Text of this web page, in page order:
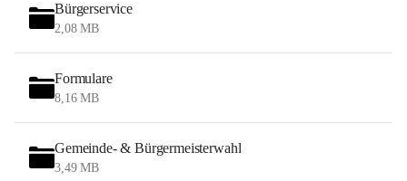
Bürgerservice
2,08 MB
Formulare
8,16 MB
Gemeinde- & Bürgermeisterwahl
3,49 MB